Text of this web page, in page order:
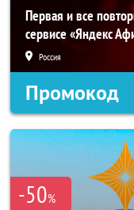
Первая и все
сервисе «Яндекс
Россия
Промокод
-50%